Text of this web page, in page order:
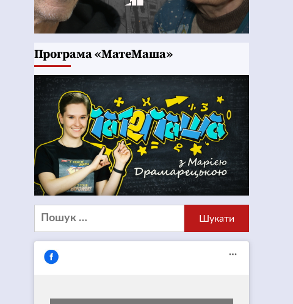
Програма «МатеМаша»
Пошук: